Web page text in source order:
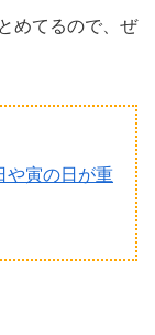
めてるので、ぜ
や寅の日が重